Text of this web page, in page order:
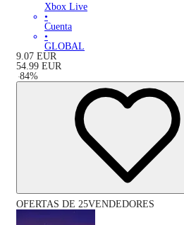
Xbox Live
•
Cuenta
•
GLOBAL
9.07 EUR
54.99 EUR
-84%
OFERTAS DE 25VENDEDORES